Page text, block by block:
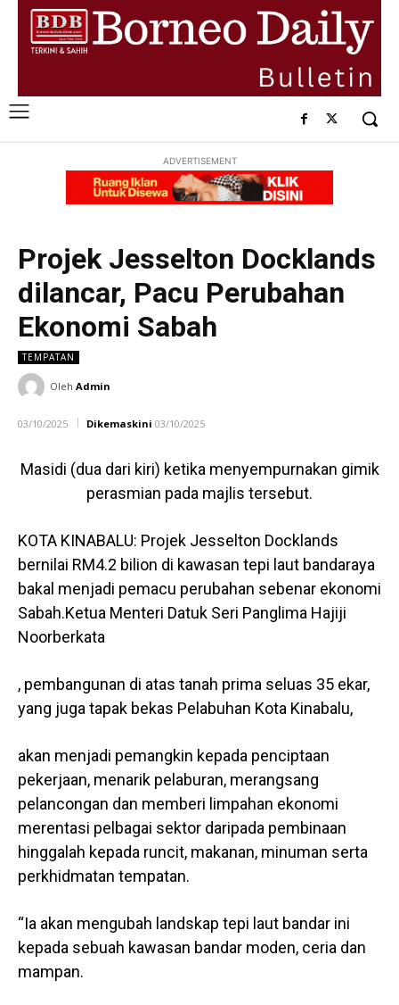
ADVERTISEMENT
Projek Jesselton Docklands
dilancar, Pacu Perubahan
Ekonomi Sabah
TEMPATAN
Oleh Admin
03/10/2025 Dikemaskini 03/10/2025
Masidi (dua dari kiri) ketika menyempurnakan gimik
perasmian pada majlis tersebut.
KOTA KINABALU: Projek Jesselton Docklands
bernilai RM4.2 bilion di kawasan tepi laut bandaraya
bakal menjadi pemacu perubahan sebenar ekonomi
Sabah.Ketua Menteri Datuk Seri Panglima Hajiji
Noorberkata
, pembangunan di atas tanah prima seluas 35 ekar,
yang juga tapak bekas Pelabuhan Kota Kinabalu,
akan menjadi pemangkin kepada penciptaan
pekerjaan, menarik pelaburan, merangsang
pelancongan dan memberi limpahan ekonomi
merentasi pelbagai sektor daripada pembinaan
hinggalah kepada runcit, makanan, minuman serta
perkhidmatan tempatan.
“Ia akan mengubah landskap tepi laut bandar ini
kepada sebuah kawasan bandar moden, ceria dan
mampan.